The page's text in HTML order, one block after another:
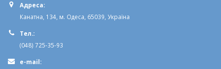
Адреса:
Канатна, 134, м. Одеса, 65039, Україна
Тел.:
(048) 725-35-93
e-mail: